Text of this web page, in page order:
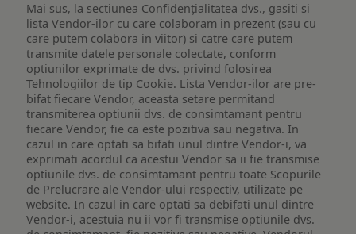
Mai sus, la sectiunea Confidențialitatea dvs., gasiti si
lista Vendor-ilor cu care colaboram in prezent (sau cu
care putem colabora in viitor) si catre care putem
transmite datele personale colectate, conform
optiunilor exprimate de dvs. privind folosirea
Tehnologiilor de tip Cookie. Lista Vendor-ilor are pre-
bifat fiecare Vendor, aceasta setare permitand
transmiterea optiunii dvs. de consimtamant pentru
fiecare Vendor, fie ca este pozitiva sau negativa. In
cazul in care optati sa bifati unul dintre Vendor-i, va
exprimati acordul ca acestui Vendor sa ii fie transmise
optiunile dvs. de consimtamant pentru toate Scopurile
de Prelucrare ale Vendor-ului respectiv, utilizate pe
website. In cazul in care optati sa debifati unul dintre
Vendor-i, acestuia nu ii vor fi transmise optiunile dvs.